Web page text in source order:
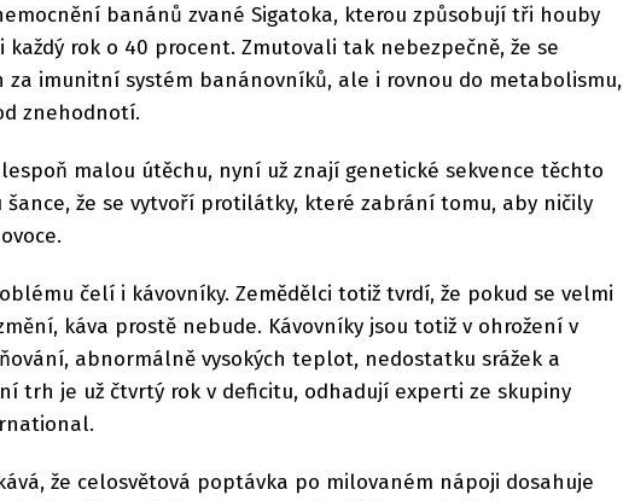
banánů zvané Sigatoka, kterou způsobují tři houby
každý rok o 40 procent. Zmutovali tak nebezpečně, že se
za imunitní systém banánovníků, ale i rovnou do metabolismu,
znehodnotí.
malou útěchu, nyní už znají genetické sekvence těchto
šance, že se vytvoří protilátky, které zabrání tomu, aby ničily
čelí i kávovníky. Zemědělci totiž tvrdí, že pokud se velmi
káva prostě nebude. Kávovníky jsou totiž v ohrožení v
abnormálně vysokých teplot, nedostatku srážek a
trh je už čtvrtý rok v deficitu, odhadují experti ze skupiny
že celosvětová poptávka po milovaném nápoji dosahuje